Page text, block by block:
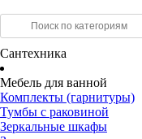
Сантехника
Мебель для ванной
Комплекты (гарнитуры)
Тумбы с раковиной
Зеркальные шкафы